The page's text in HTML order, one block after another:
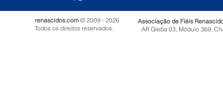
renascidos.com © 2009 - 2026
Todos os direitos reservados.
Associação de Fiéis
AR Gleba 03, Módulo 369,